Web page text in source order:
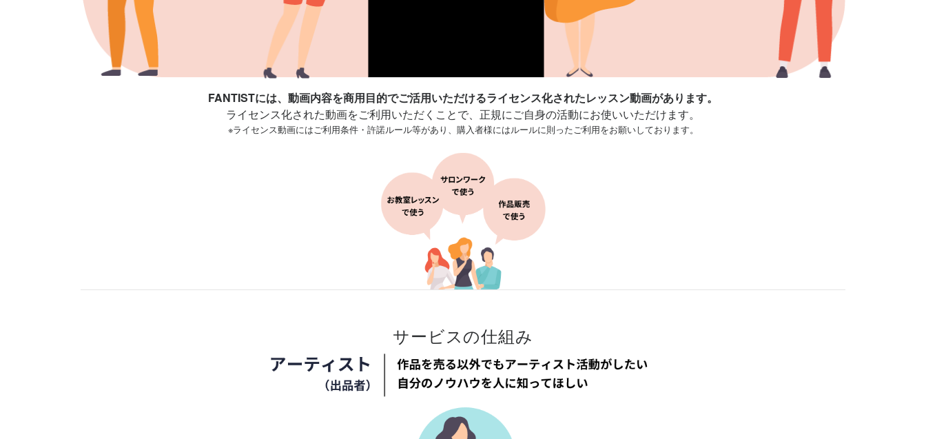
FANTISTには、動画内容を商用目的でご活用いただけるライセンス化されたレッスン動画があります。
ライセンス化された動画をご利用いただくことで、正規にご自身の活動にお使いいただけます。
※ライセンス動画にはご利用条件・許諾ルール等があり、購入者様にはルールに則ったご利用をお願いしております。
サービスの仕組み